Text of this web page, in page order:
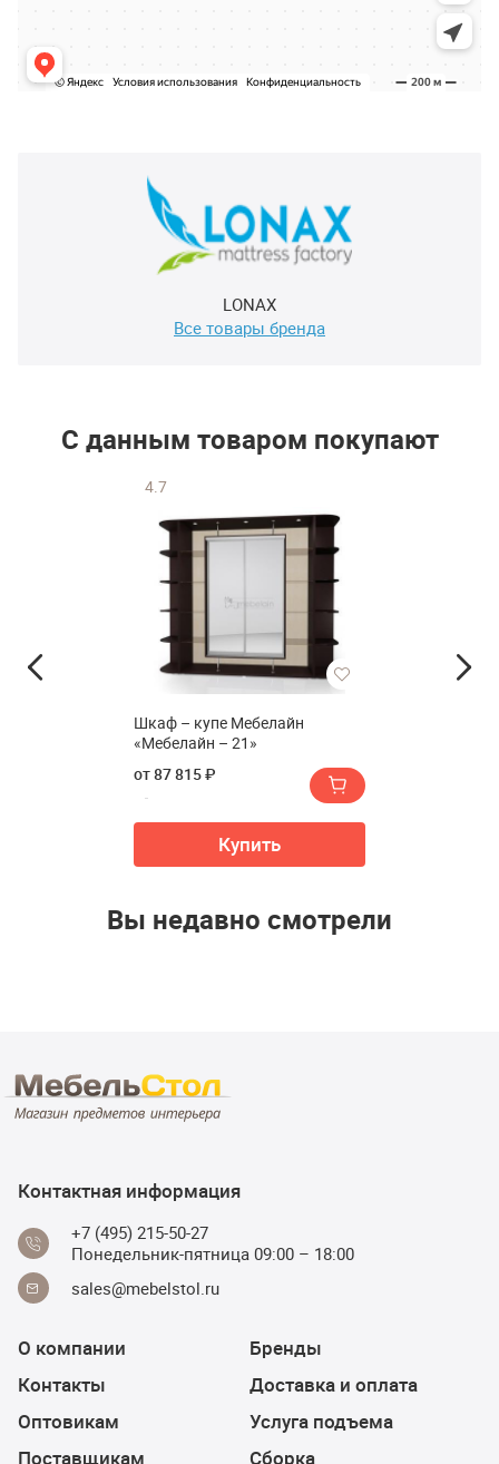
LONAX
Все товары бренда
С данным товаром покупают
4.7
Шкаф – купе Мебелайн
«Мебелайн – 21»
от 87 815 ₽
Купить
Вы недавно смотрели
Контактная информация
+7 (495) 215-50-27
Понедельник-пятница 09:00 – 18:00
sales@mebelstol.ru
О компании
Контакты
Оптовикам
Поставщикам
Бренды
Доставка и оплата
Услуга подъема
Сборка